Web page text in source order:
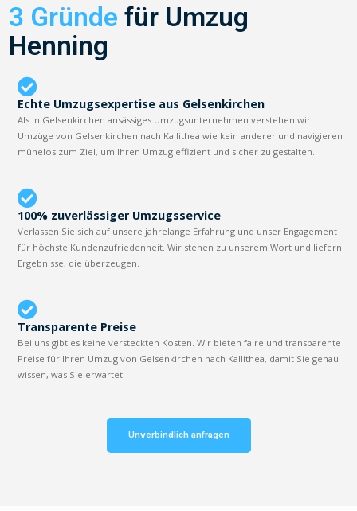
3 Gründe für Umzug
Henning
Echte Umzugsexpertise aus Gelsenkirchen
Als in Gelsenkirchen ansässiges Umzugsunternehmen verstehen wir
Umzüge von Gelsenkirchen nach Kallithea wie kein anderer und navigieren
mühelos zum Ziel, um Ihren Umzug effizient und sicher zu gestalten.
100% zuverlässiger Umzugsservice
Verlassen Sie sich auf unsere jahrelange Erfahrung und unser Engagement
für höchste Kundenzufriedenheit. Wir stehen zu unserem Wort und liefern
Ergebnisse, die überzeugen.
Transparente Preise
Bei uns gibt es keine versteckten Kosten. Wir bieten faire und transparente
Preise für Ihren Umzug von Gelsenkirchen nach Kallithea, damit Sie genau
wissen, was Sie erwartet.
Unverbindlich anfragen